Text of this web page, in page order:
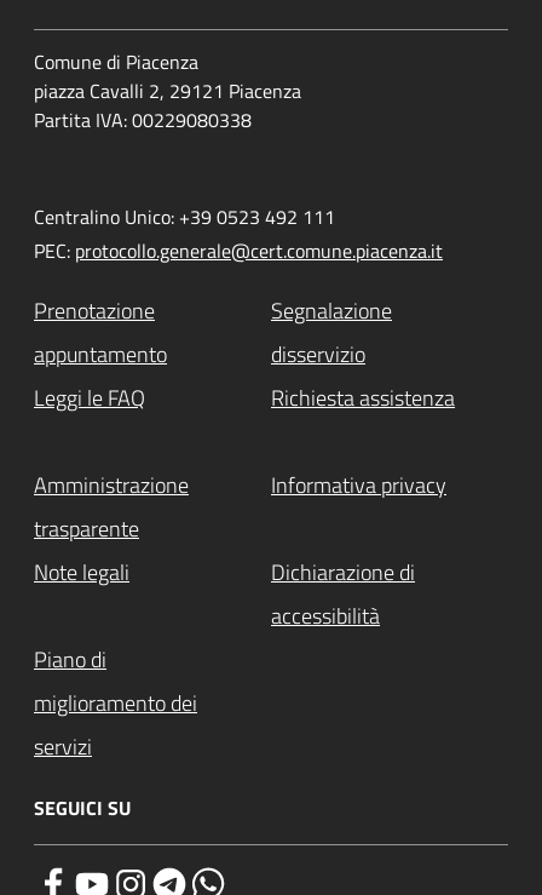
Comune di Piacenza
piazza Cavalli 2, 29121 Piacenza
Partita IVA: 00229080338
Centralino Unico: +39 0523 492 111
PEC: protocollo.generale@cert.comune.piacenza.it
Prenotazione
appuntamento
Segnalazione
disservizio
Leggi le FAQ
Richiesta assistenza
Amministrazione
trasparente
Informativa privacy
Note legali
Dichiarazione di
accessibilità
Piano di
miglioramento dei
servizi
SEGUICI SU